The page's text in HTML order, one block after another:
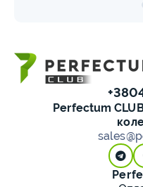
Perfectum